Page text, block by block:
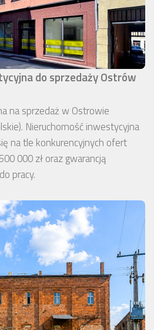
do sprzedaży Ostrów
na sprzedaż w Ostrowie
Nieruchomość inwestycyjna
na tle konkurencyjnych ofert
000 zł oraz gwarancją
pracy.